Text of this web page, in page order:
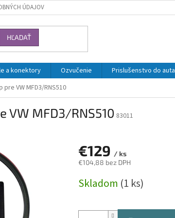
ÚDAJOV
HĽADAŤ
a konektory Ozvučenie Prislušenstvo do auta
VW MFD3/RNS510
VW MFD3/RNS510 83011
€129 / ks
€104,88 bez DPH
cena:
Skladom (1 ks)